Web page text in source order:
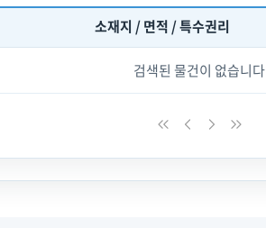
소재지 / 면적 / 특수권리
검색된 물건이 없습니다